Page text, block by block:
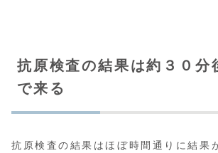
抗原検査の結果は約３０分
で来る
抗原検査の結果はほぼ時間通りに結果